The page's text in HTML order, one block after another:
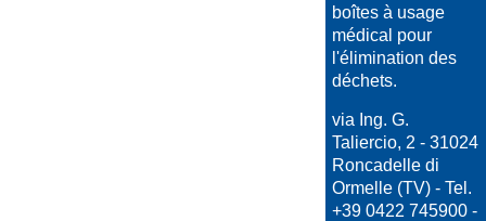
boîtes à usage
médical pour
l'élimination des
déchets.
via Ing. G.
Taliercio, 2 - 31024
Roncadelle di
Ormelle (TV) - Tel.
+39 0422 745900 -